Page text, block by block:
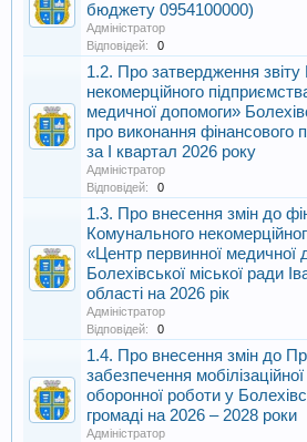
бюджету 0954100000)
Адміністратор
Відповідей:
0
1.2. Про затвердження
некомерційного
медичної допомоги»
про виконання фінансового
за І квартал 2026 року
Адміністратор
Відповідей:
0
1.3. Про внесення змін до
Комунального
«Центр первинної медичної
Болехівської міської ради
області на 2026 рік
Адміністратор
Відповідей:
0
1.4. Про внесення змін до
забезпечення
оборонної роботи у
громаді на 2026 – 2028 роки
Адміністратор